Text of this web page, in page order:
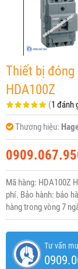
Thiết bị đóng
HDA100Z
(1 đánh
Thương hiệu:
Mã hàng: HDA100Z
phí. Bảo hành: bảo
hàng trong vòng 7
Tư vấn